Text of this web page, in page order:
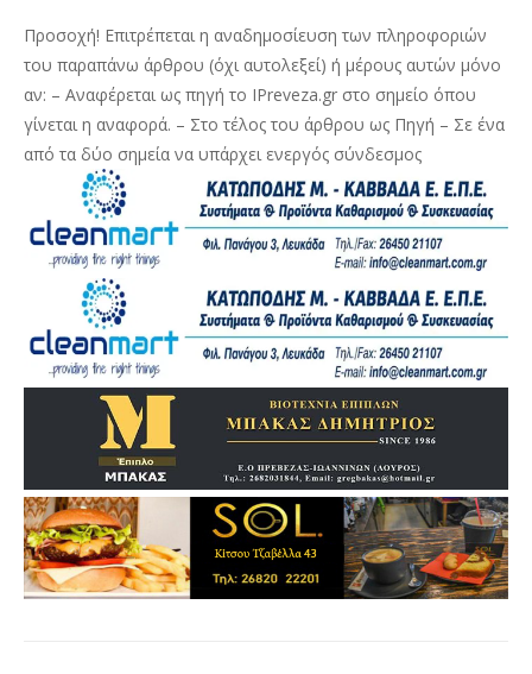
Προσοχή! Επιτρέπεται η αναδημοσίευση των πληροφοριών
του παραπάνω άρθρου (όχι αυτολεξεί) ή μέρους αυτών μόνο
αν: – Αναφέρεται ως πηγή το IPreveza.gr στο σημείο όπου
γίνεται η αναφορά. – Στο τέλος του άρθρου ως Πηγή – Σε ένα
από τα δύο σημεία να υπάρχει ενεργός σύνδεσμος